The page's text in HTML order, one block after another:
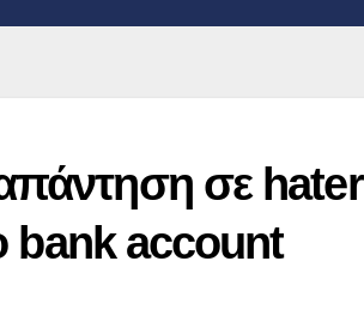
σε hater
bank account